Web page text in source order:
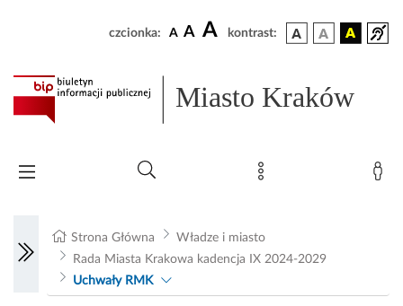
czcionka: A A A kontrast:
Miasto Kraków
Strona Główna
Władze i miasto
Rada Miasta Krakowa kadencja IX 2024-2029
Uchwały RMK